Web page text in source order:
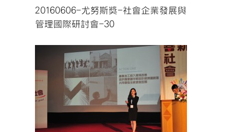
20160606-尤努斯獎-社會企業發展與
管理國際研討會-30